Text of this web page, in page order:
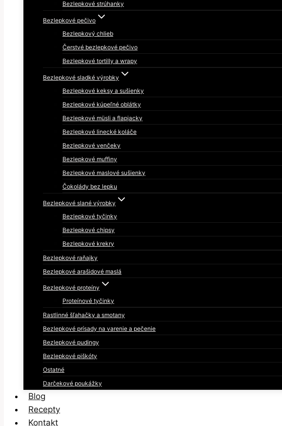
Bezlepkové strúhanky
Bezlepkové pečivo
Bezlepkový chlieb
Čerstvé bezlepkové pečivo
Bezlepkové tortilly a wrapy
Bezlepkové sladké výrobky
Bezlepkové keksy a sušienky
Bezlepkové kúpeľné oblátky
Bezlepkové müsli a flapjacky
Bezlepkové linecké koláče
Bezlepkové venčeky
Bezlepkové muffiny
Bezlepkové maslové sušienky
Čokolády bez lepku
Bezlepkové slané výrobky
Bezlepkové tyčinky
Bezlepkové chipsy
Bezlepkové krekry
Bezlepkové raňajky
Bezlepkové arašidové maslá
Bezlepkové proteíny
Proteínové tyčinky
Rastlinné šľahačky a smotany
Bezlepkové prísady na varenie a pečenie
Bezlepkové pudingy
Bezlepkové piškóty
Ostatné
Darčekové poukážky
Blog
Recepty
Kontakt